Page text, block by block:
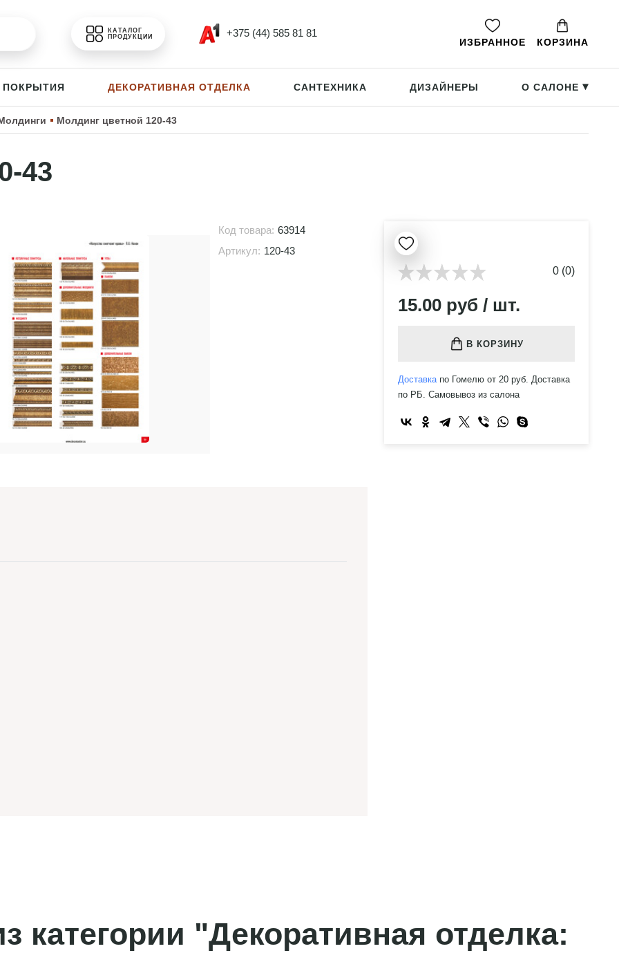
КАТАЛОГ
ПРОДУКЦИИ
+375 (44) 585 81 81
ИЗБРАННОЕ КОРЗИНА
ДЕКОРАТИВНАЯ ОТДЕЛКА САНТЕХНИКА ДИЗАЙНЕРЫ О САЛОНЕ ▸
Молдинг цветной 120-43
43
Код товара: 63914
Артикул: 120-43
0 (0)
15.00 руб / шт.
В КОРЗИНУ
Доставкапо Гомелю от 20 руб. Доставка
по РБ. Самовывоз из салона
категории "Декоративная отделка: